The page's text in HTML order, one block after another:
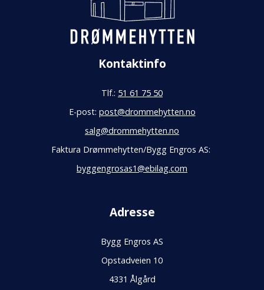
Kontaktinfo
Tlf.: 51 61 75 50
E-post: post@drommehytten.no
salg@drommehytten.no
Faktura Drømmehytten/Bygg Engros AS:
byggengrosas1@ebilag.com
Adresse
Bygg Engros AS
Opstadveien 10
4331 Ålgård